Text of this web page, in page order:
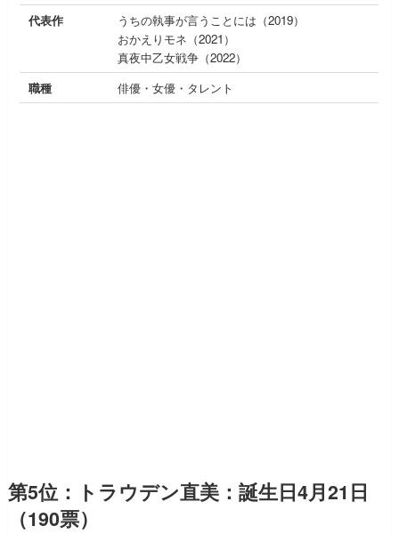
代表作
うちの執事が言うことには（2019）
おかえりモネ（2021）
真夜中乙女戦争（2022）
職種
俳優・女優・タレント
第5位：トラウデン直美：誕生日4月21日
（190票）